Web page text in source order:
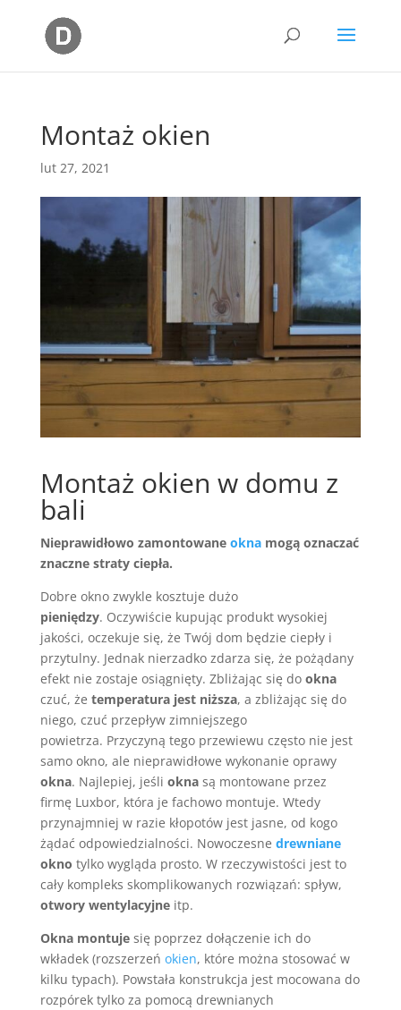
Montaż okien
lut 27, 2021
Montaż okien w domu z
bali
Nieprawidłowo zamontowane oknamogą oznaczać
znaczne straty ciepła.
Dobre okno zwykle kosztuje dużo
pieniędzy. Oczywiście kupując produkt wysokiej
jakości, oczekuje się, że Twój dom będzie ciepły i
przytulny. Jednak nierzadko zdarza się, że pożądany
efekt nie zostaje osiągnięty. Zbliżając się do okna
czuć, że temperatura jest niższa, a zbliżając się do
niego, czuć przepływ zimniejszego
powietrza. Przyczyną tego przewiewu często nie jest
samo okno, ale nieprawidłowe wykonanie oprawy
okna. Najlepiej, jeśli oknasą montowane przez
firmę Luxbor, która je fachowo montuje. Wtedy
przynajmniej w razie kłopotów jest jasne, od kogo
żądać odpowiedzialności. Nowoczesne drewniane
okno tylko wygląda prosto. W rzeczywistości jest to
cały kompleks skomplikowanych rozwiązań: spływ,
otwory wentylacyjneitp.
Okna montujesię poprzez dołączenie ich do
wkładek (rozszerzeń okien, które można stosować w
kilku typach). Powstała konstrukcja jest mocowana do
rozpórek tylko za pomocą drewnianych